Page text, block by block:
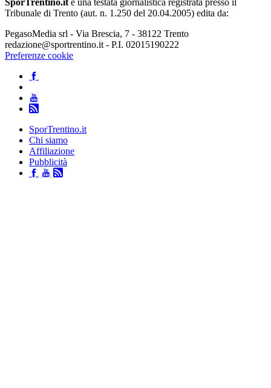
Tribunale di Trento (aut. n. 1.250 del 20.04.2005) edita da:
PegasoMedia srl - Via Brescia, 7 - 38122 Trento
redazione@sportrentino.it - P.I. 02015190222
Preferenze cookie
SporTrentino.it
Chi siamo
Affiliazione
Pubblicità